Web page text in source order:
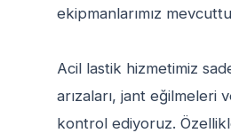
ekipmanlarımız
Acil lastik hizmetimiz
arızaları, jant eğilmeleri
kontrol ediyoruz.